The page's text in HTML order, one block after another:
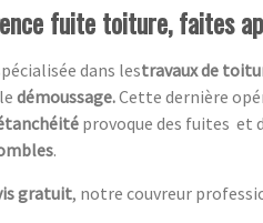
fuite toiture, faites
dans lestravaux de
démoussage.Cette dernière
provoque des fuites et
.
gratuit, notre couvreur